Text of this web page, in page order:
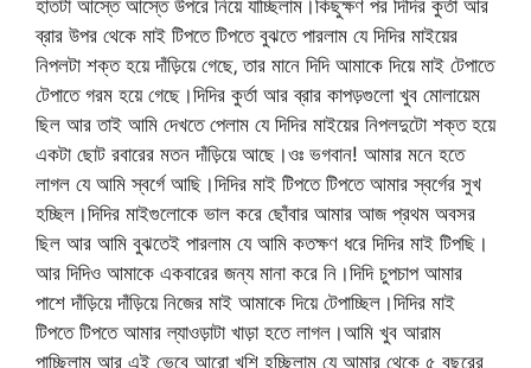
হাতটা আস্তে আস্তে উপরে নিয়ে যাচ্ছিলাম।কিছুক্ষণ পর দিদির কুর্তা আর
ব্রার উপর থেকে মাই টিপতে টিপতে বুঝতে পারলাম যে দিদির মাইয়ের
নিপলটা শক্ত হয়ে দাঁড়িয়ে গেছে‚ তার মানে দিদি আমাকে দিয়ে মাই টেপাতে
টেপাতে গরম হয়ে গেছে।দিদির কুর্তা আর ব্রার কাপড়গুলো খুব মোলায়েম
ছিল আর তাই আমি দেখতে পেলাম যে দিদির মাইয়ের নিপলদুটো শক্ত হয়ে
একটা ছোট রবারের মতন দাঁড়িয়ে আছে।ওঃ ভগবান! আমার মনে হতে
লাগল যে আমি স্বর্গে আছি।দিদির মাই টিপতে টিপতে আমার স্বর্গের সুখ
হচ্ছিল।দিদির মাইগুলোকে ভাল করে ছোঁবার আমার আজ প্রথম অবসর
ছিল আর আমি বুঝতেই পারলাম যে আমি কতক্ষণ ধরে দিদির মাই টিপছি।
আর দিদিও আমাকে একবারের জন্য মানা করে নি।দিদি চুপচাপ আমার
পাশে দাঁড়িয়ে দাঁড়িয়ে নিজের মাই আমাকে দিয়ে টেপাচ্ছিল।দিদির মাই
টিপতে টিপতে আমার ল্যাওড়াটা খাড়া হতে লাগল।আমি খুব আরাম
পাচ্ছিলাম আর এই ভেবে আরো খুশি হচ্ছিলাম যে আমার থেকে ৫ বছরের